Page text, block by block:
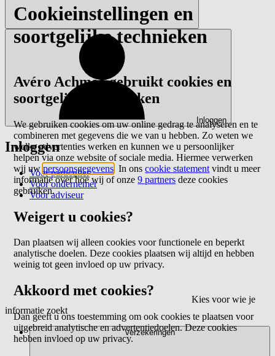
Inloggen
Inloggen
Voor particulier
Voor ondernemer
Voor adviseur
Kies voor wie je
informatie zoekt
Verzekeringen
Cookieinstellingen en
soortgelijke technieken
Avéro Achmea gebruikt cookies en
soortgelijke technieken
We gebruiken cookies om uw online gedrag te analyseren en te
combineren met gegevens die we van u hebben. Zo weten we
welke advertenties werken en kunnen we u persoonlijker
helpen via onze website of sociale media. Hiermee verwerken
wij uwpersoonsgegevens . In onscookie statement vindt u meer
informatie over hoe wij of onze9 partners deze cookies
gebruiken.
Weigert u cookies?
Dan plaatsen wij alleen cookies voor functionele en beperkt
analytische doelen. Deze cookies plaatsen wij altijd en hebben
weinig tot geen invloed op uw privacy.
Akkoord met cookies?
Dan geeft u ons toestemming om ook cookies te plaatsen voor
uitgebreid analytische en advertentiedoelen. Deze cookies
hebben invloed op uw privacy.